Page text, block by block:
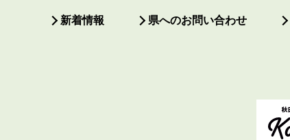
新着情報 県へのお問い合わせ